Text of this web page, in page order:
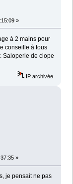
»
à 2 mains pour
conseille à tous
Saloperie de clope
IP archivée
»
je pensait ne pas